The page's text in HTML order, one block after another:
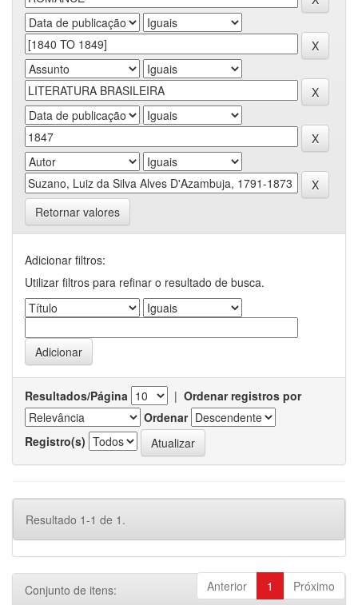
Retornar valores
Adicionar filtros:
Utilizar filtros para refinar o resultado de busca.
Resultados/Página | Ordenar registros por
Ordenar
Registro(s)
Resultado 1-1 de 1.
Anterior 1 Próximo
Conjunto de itens: